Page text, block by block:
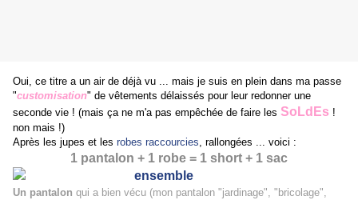
Oui, ce titre a un air de déjà vu ... mais je suis en plein dans ma passe
"customisation" de vêtements délaissés pour leur redonner une
seconde vie ! (mais ça ne m'a pas empêchée de faire les SoLdEs !
non mais !)
Après les jupes et les robes raccourcies, rallongées ... voici :
1 pantalon + 1 robe = 1 short + 1 sac
Un pantalon qui a bien vécu (mon pantalon "jardinage", "bricolage",